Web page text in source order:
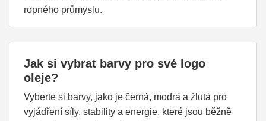
ropného průmyslu.
Jak si vybrat barvy pro své logo
oleje?
Vyberte si barvy, jako je černá, modrá a žlutá pro
vyjádření síly, stability a energie, které jsou běžně